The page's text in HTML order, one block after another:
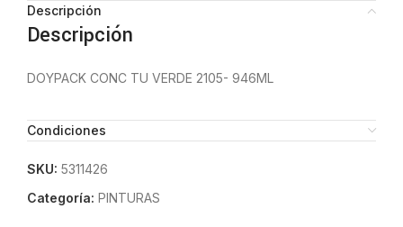
Descripción
Descripción
DOYPACK CONC TU VERDE 2105- 946ML
Condiciones
SKU: 5311426
Categoría: PINTURAS